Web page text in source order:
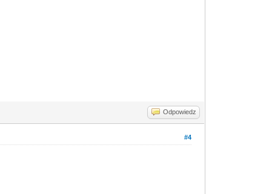
Odpowiedz
#4